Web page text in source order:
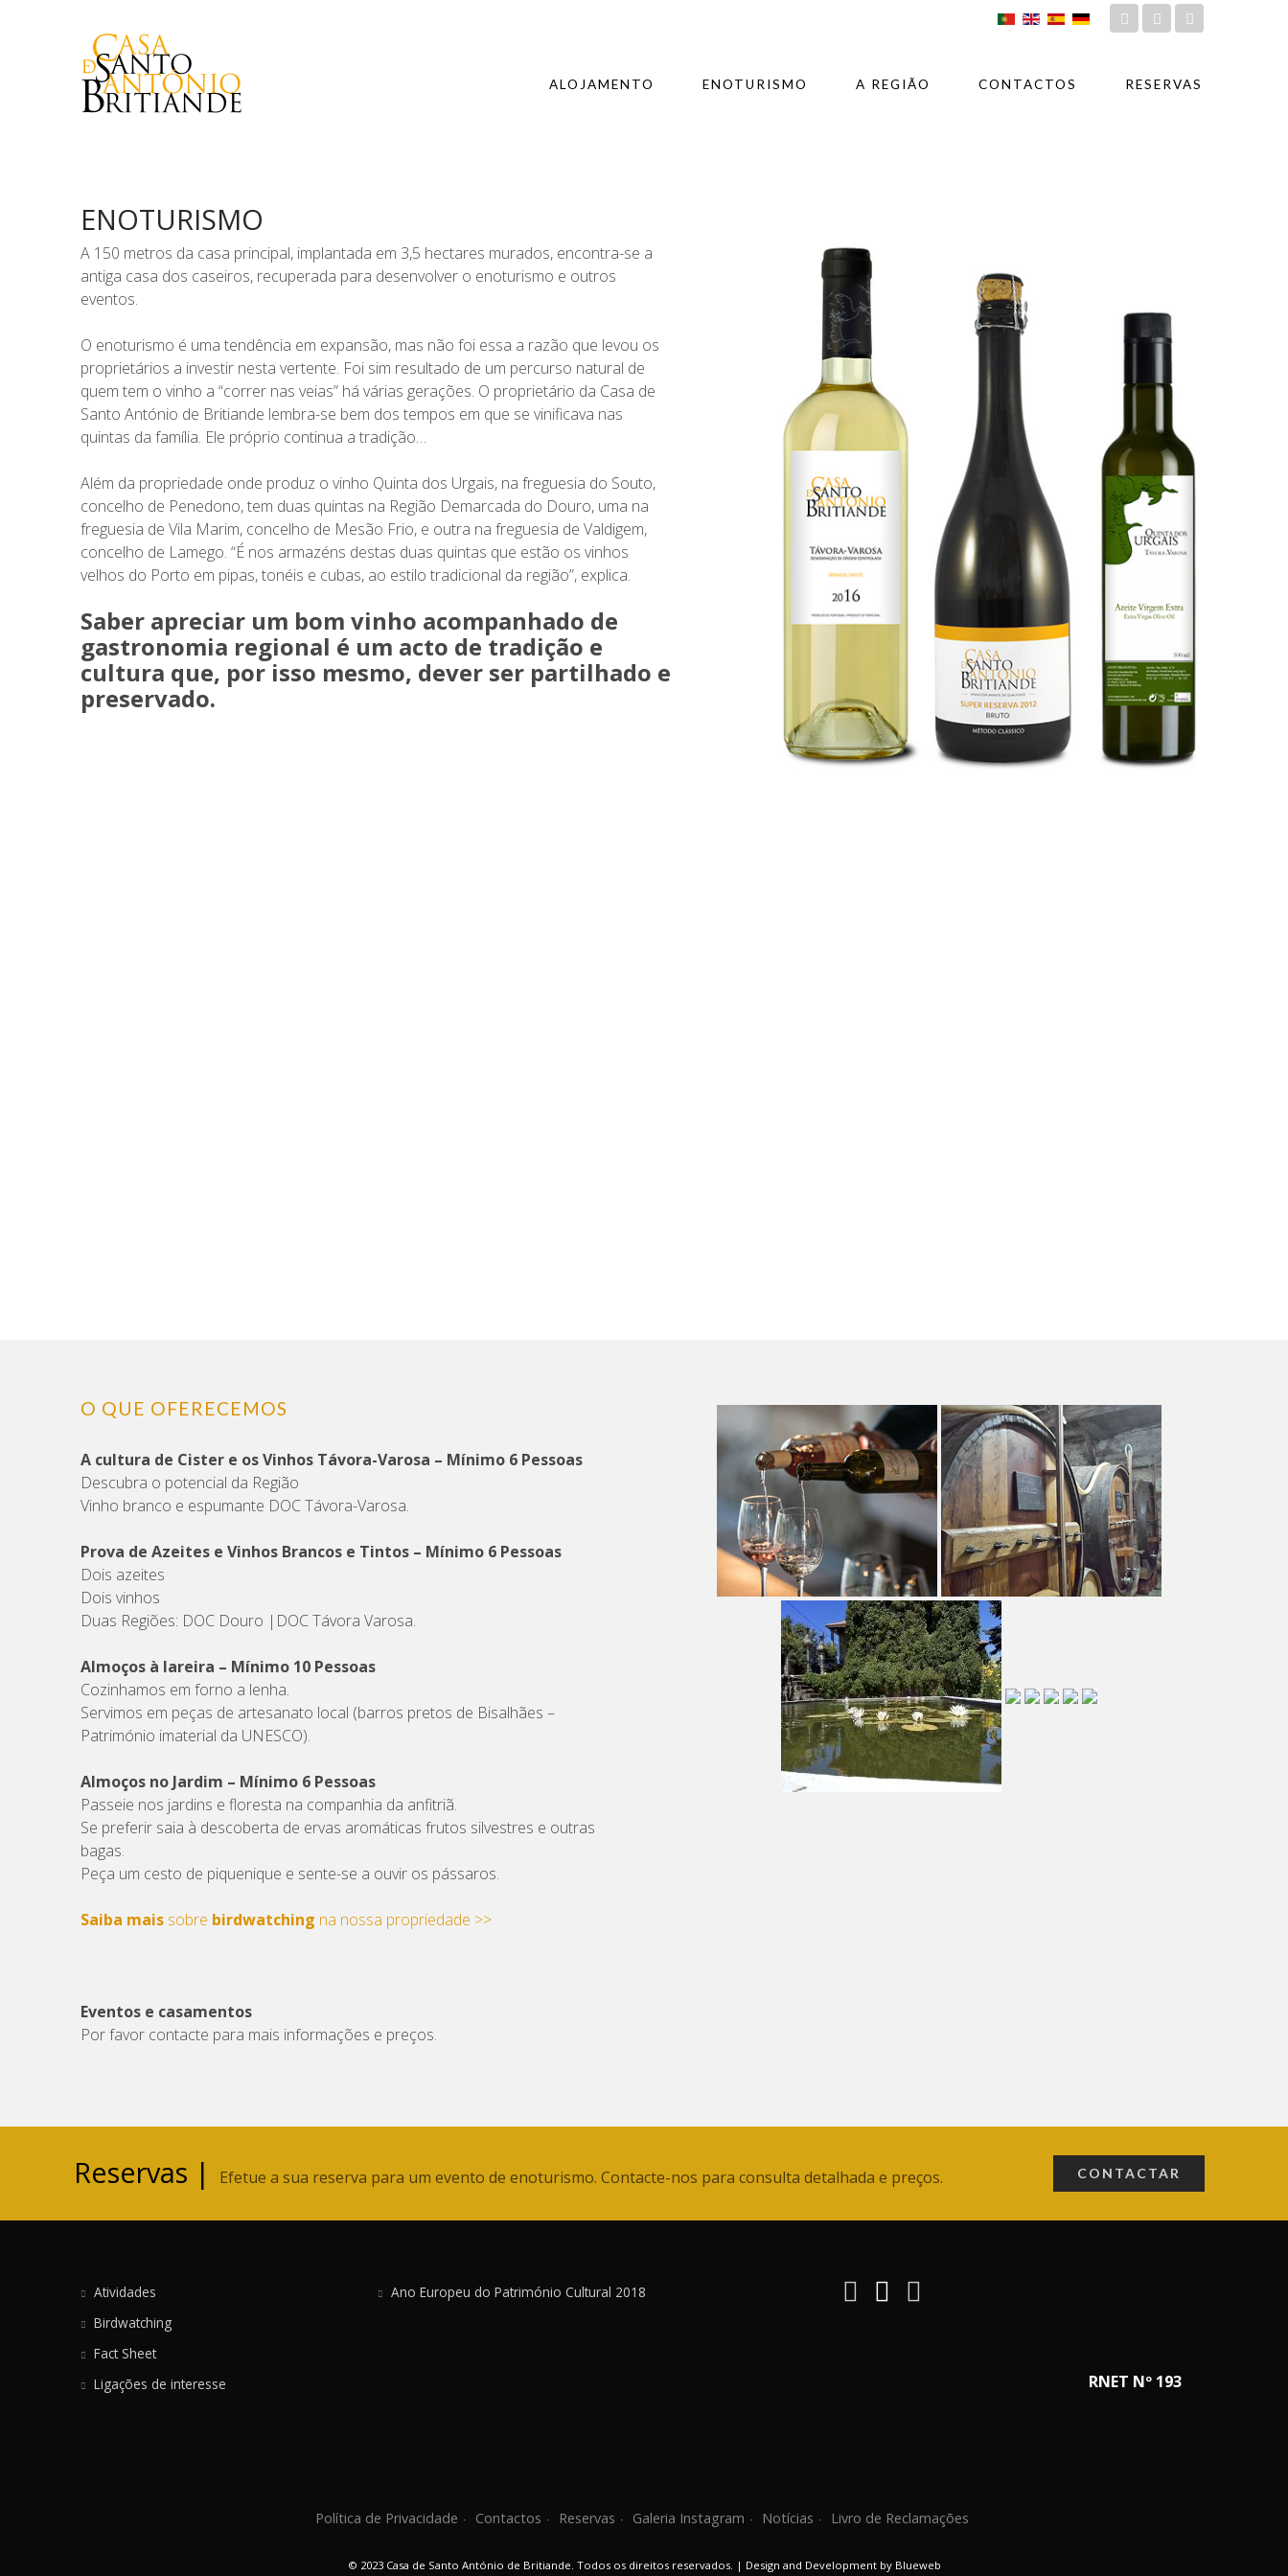
ALOJAMENTO ENOTURISMO A REGIÃO CONTACTOS RESERVAS
ENOTURISMO
A 150 metros da casa principal, implantada em 3,5 hectares murados, encontra-se a
antiga casa dos caseiros, recuperada para desenvolver o enoturismo e outros
eventos.
O enoturismo é uma tendência em expansão, mas não foi essa a razão que levou os
proprietários a investir nesta vertente. Foi sim resultado de um percurso natural de
quem tem o vinho a “correr nas veias” há várias gerações. O proprietário da Casa de
Santo António de Britiande lembra-se bem dos tempos em que se vinificava nas
quintas da família. Ele próprio continua a tradição…
Além da propriedade onde produz o vinho Quinta dos Urgais, na freguesia do Souto,
concelho de Penedono, tem duas quintas na Região Demarcada do Douro, uma na
freguesia de Vila Marim, concelho de Mesão Frio, e outra na freguesia de Valdigem,
concelho de Lamego. “É nos armazéns destas duas quintas que estão os vinhos
velhos do Porto em pipas, tonéis e cubas, ao estilo tradicional da região”, explica.
Saber apreciar um bom vinho acompanhado de
gastronomia regional é um acto de tradição e
cultura que, por isso mesmo, dever ser partilhado e
preservado.
O QUE OFERECEMOS
A cultura de Cister e os Vinhos Távora-Varosa – Mínimo 6 Pessoas
Descubra o potencial da Região
Vinho branco e espumante DOC Távora-Varosa.
Prova de Azeites e Vinhos Brancos e Tintos – Mínimo 6 Pessoas
Dois azeites
Dois vinhos
Duas Regiões: DOC Douro |DOC Távora Varosa.
Almoços à lareira – Mínimo 10 Pessoas
Cozinhamos em forno a lenha.
Servimos em peças de artesanato local (barros pretos de Bisalhães –
Património imaterial da UNESCO).
Almoços no Jardim – Mínimo 6 Pessoas
Passeie nos jardins e floresta na companhia da anfitriã.
Se preferir saia à descoberta de ervas aromáticas frutos silvestres e outras
bagas.
Peça um cesto de piquenique e sente-se a ouvir os pássaros.
Saiba mais sobre birdwatching na nossa propriedade >>
Eventos e casamentos
Por favor contacte para mais informações e preços.
Reservas | Efetue a sua reserva para um evento de enoturismo. Contacte-nos para consulta detalhada e preços. CONTACTAR
Atividades
Birdwatching
Fact Sheet
Ligações de interesse
Ano Europeu do Património Cultural 2018
RNET Nº 193
Política de Privacidade Contactos Reservas Galeria Instagram Notícias Livro de Reclamações
© 2023 Casa de Santo António de Britiande. Todos os direitos reservados. | Design and Development by Blueweb